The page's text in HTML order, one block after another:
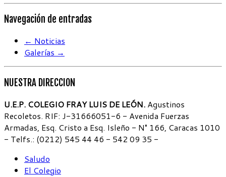
Compartir
Navegación de entradas
← Noticias
Galerías →
NUESTRA DIRECCION
U.E.P. COLEGIO FRAY LUIS DE LEÓN. Agustinos
Recoletos. RIF: J-31666051-6 - Avenida Fuerzas
Armadas, Esq. Cristo a Esq. Isleño - N° 166, Caracas 1010
- Telfs.: (0212) 545 44 46 - 542 09 35 -
Saludo
El Colegio